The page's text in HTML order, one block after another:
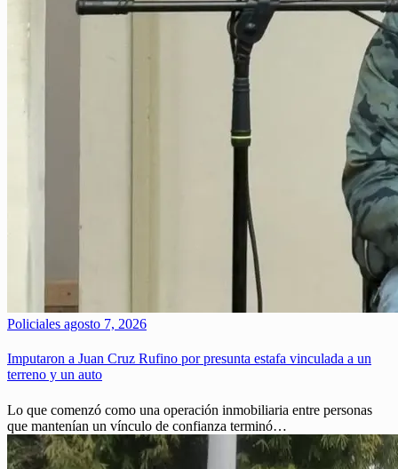
Policiales agosto 7, 2026
Imputaron a Juan Cruz Rufino por presunta estafa vinculada a un
terreno y un auto
Lo que comenzó como una operación inmobiliaria entre personas
que mantenían un vínculo de confianza terminó…